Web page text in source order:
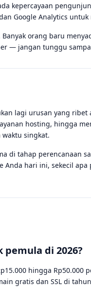
kepercayaan
Google Analytics
orang baru
— jangan tunggu
lagi urusan yang
hosting, hingga
singkat.
di tahap perencanaan
hari ini, sekecil
di 2026?
hingga
gratis dan SSL di